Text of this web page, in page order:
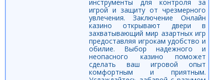
инструменты для контроля за
игрой и защиту от чрезмерного
увлечения. Заключение Онлайн
казино открывают двери в
захватывающий мир азартных игр
предоставляя игрокам удобство и
обилие. Выбор надежного и
неопасного казино поможет
сделать ваш игровой опыт
комфортным и приятным.